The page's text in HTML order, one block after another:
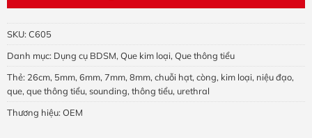
SKU: C605
Danh mục: Dụng cụ BDSM, Que kim loại, Que thông tiểu
Thẻ: 26cm, 5mm, 6mm, 7mm, 8mm, chuỗi hạt, còng, kim loại, niệu đạo,
que, que thông tiểu, sounding, thông tiểu, urethral
Thương hiệu: OEM